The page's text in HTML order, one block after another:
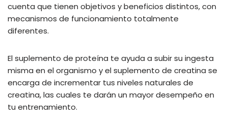
cuenta que tienen objetivos y beneficios distintos, con
mecanismos de funcionamiento totalmente
diferentes.
El suplemento de proteína te ayuda a subir su ingesta
misma en el organismo y el suplemento de creatina se
encarga de incrementar tus niveles naturales de
creatina, las cuales te darán un mayor desempeño en
tu entrenamiento.